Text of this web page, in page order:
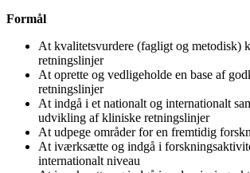
Formål
At kvalitetsvurdere (fagligt og metodisk)
retningslinjer
At oprette og vedligeholde en base af
retningslinjer
At indgå i et nationalt og internationalt
udvikling af kliniske retningslinjer
At udpege områder for en fremtidig
At iværksætte og indgå i
internationalt niveau